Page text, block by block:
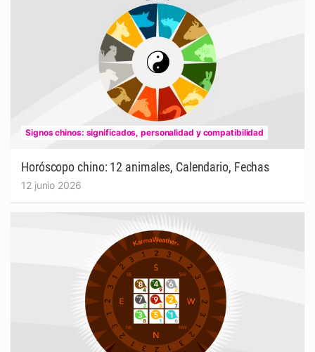
Signos chinos: significados, personalidad y compatibilidad
Horóscopo chino: 12 animales, Calendario, Fechas
12 junio 2026